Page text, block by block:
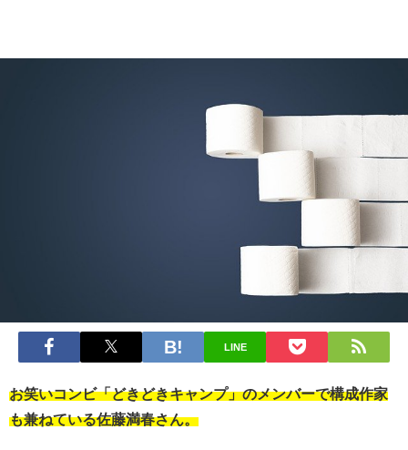
LINE
お笑いコンビ「どきどきキャンプ」のメンバーで構成作家
も兼ねている佐藤満春さん。